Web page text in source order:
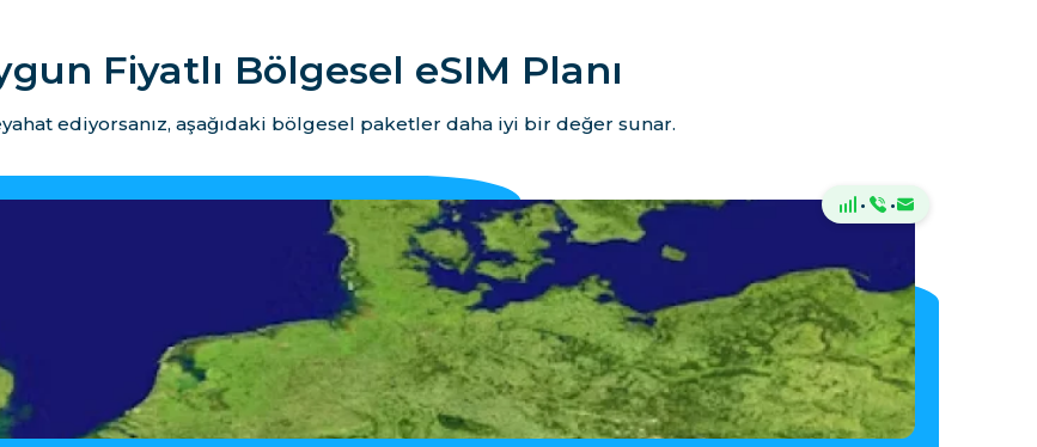
Fiyatlı Bölgesel eSIM Planı
ediyorsanız, aşağıdaki bölgesel paketler daha iyi bir değer sunar.
· ·